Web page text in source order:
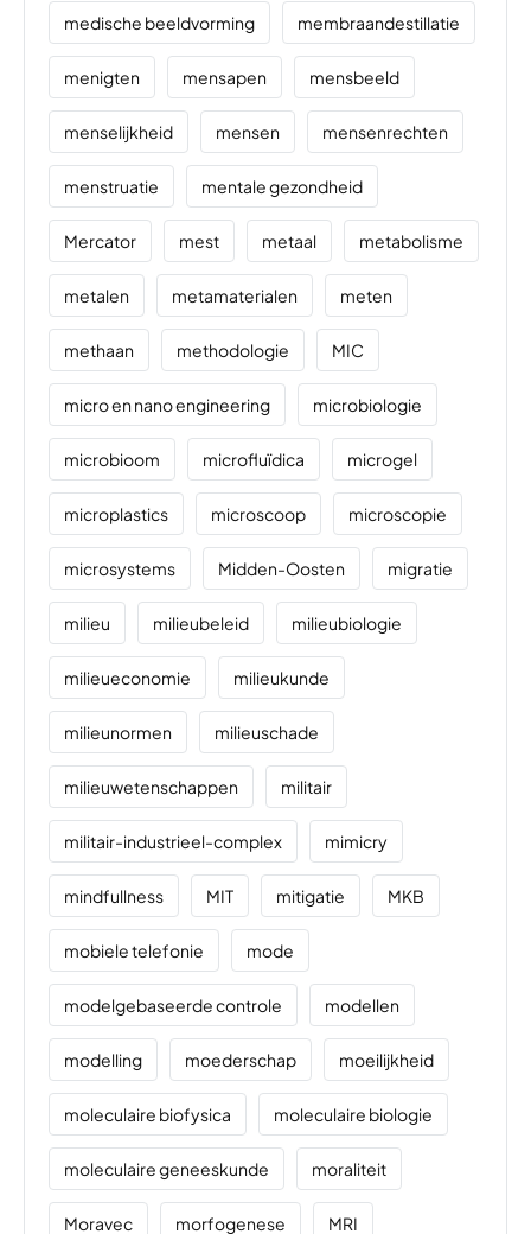
medische beeldvorming membraandestillatie
menigten mensapen mensbeeld
menselijkheid mensen mensenrechten
menstruatie mentale gezondheid
Mercator mest metaal metabolisme
metalen metamaterialen meten
methaan methodologie MIC
micro en nano engineering microbiologie
microbioom microfluïdica microgel
microplastics microscoop microscopie
microsystems Midden-Oosten migratie
milieu milieubeleid milieubiologie
milieueconomie milieukunde
milieunormen milieuschade
milieuwetenschappen militair
militair-industrieel-complex mimicry
mindfullness MIT mitigatie MKB
mobiele telefonie mode
modelgebaseerde controle modellen
modelling moederschap moeilijkheid
moleculaire biofysica moleculaire biologie
moleculaire geneeskunde moraliteit
Moravec morfogenese MRI